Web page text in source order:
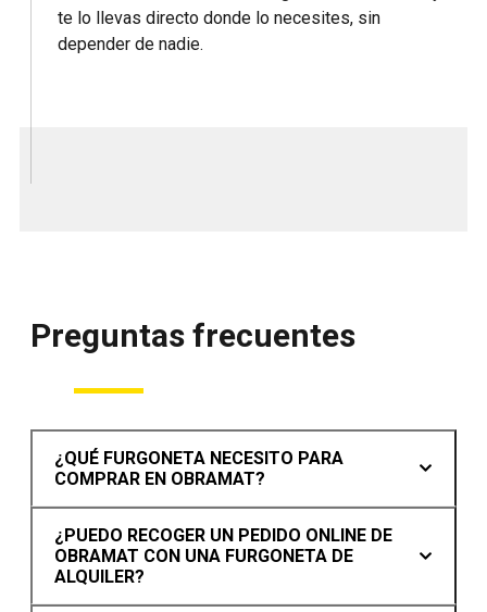
te lo llevas directo donde lo necesites, sin
depender de nadie.
Preguntas frecuentes
¿QUÉ FURGONETA NECESITO PARA
COMPRAR EN OBRAMAT?
¿PUEDO RECOGER UN PEDIDO ONLINE DE
OBRAMAT CON UNA FURGONETA DE
ALQUILER?